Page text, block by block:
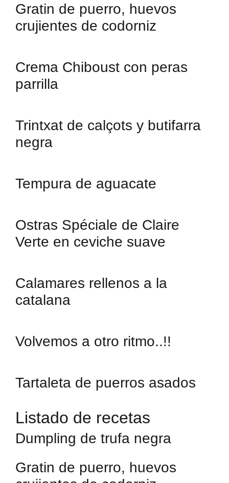
Gratin de puerro, huevos
crujientes de codorniz
Crema Chiboust con peras
parrilla
Trintxat de calçots y butifarra
negra
Tempura de aguacate
Ostras Spéciale de Claire
Verte en ceviche suave
Calamares rellenos a la
catalana
Volvemos a otro ritmo..!!
Tartaleta de puerros asados
Listado de recetas
Dumpling de trufa negra
Gratin de puerro, huevos